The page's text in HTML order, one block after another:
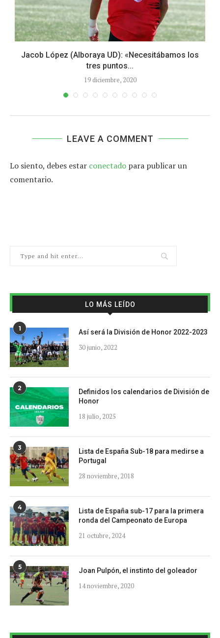
Jacob López (Alboraya UD): «Necesitábamos los
tres puntos...
19 diciembre, 2020
LEAVE A COMMENT
Lo siento, debes estar conectado para publicar un
comentario.
LO MÁS LEÍDO
1 Así será la División de Honor 2022-2023
30 junio, 2022
2
Definidos los calendarios de División de
Honor
18 julio, 2025
3
Lista de España Sub-18 para medirse a
Portugal
28 noviembre, 2018
4
Lista de España sub-17 para la primera
ronda del Campeonato de Europa
21 octubre, 2024
5 Joan Pulpón, el instinto del goleador
14 noviembre, 2020